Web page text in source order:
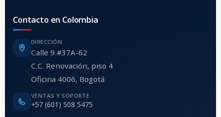
Contacto en Colombia
DIRECCIÓN
Calle 9 #37A-62
C.C. Renovación, piso 4
Oficina 4006, Bogotá
VENTAS Y SOPORTE
+57 (601) 508 5475